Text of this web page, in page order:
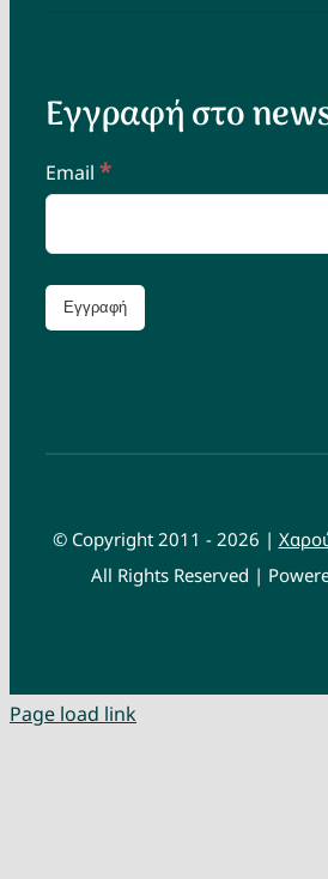
Εγγραφή στο
Email *
© Copyright 2011 - 2026 |
All Rights Reserved |
Page load link